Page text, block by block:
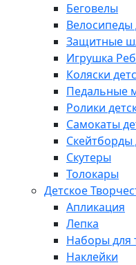
Беговелы
Велосипеды
Защитные
Игрушка
Коляски
Педальные
Ролики
Самокаты
Скейтборды
Скутеры
Толокары
Детское
Апликация
Лепка
Наборы для
Наклейки